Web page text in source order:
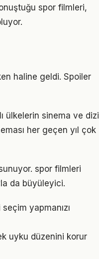
spor filmleri,
haline geldi. Spoiler
ülkelerin sinema ve dizi
her geçen yıl çok
spor filmleri
da büyüleyici.
yapmanızı
uyku düzenini korur